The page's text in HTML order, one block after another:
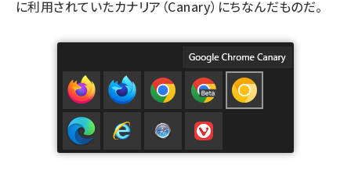
に利用されていたカナリア（Canary）にちなんだものだ。